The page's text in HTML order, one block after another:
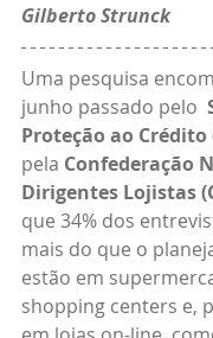
Gilberto Strunck
Uma pesquisa
junho passado pelo
Proteção ao Crédito
pela Confederação
Dirigentes Lojistas
que 34% dos
mais do que o
estão em
shopping centers e,